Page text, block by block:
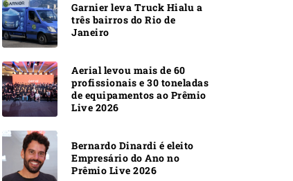
Garnier leva Truck Hialu a
três bairros do Rio de
Janeiro
Aerial levou mais de 60
profissionais e 30 toneladas
de equipamentos ao Prêmio
Live 2026
Bernardo Dinardi é eleito
Empresário do Ano no
Prêmio Live 2026